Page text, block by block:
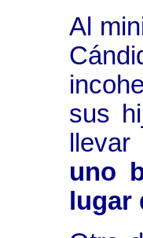
Al
sus
uno
lugar